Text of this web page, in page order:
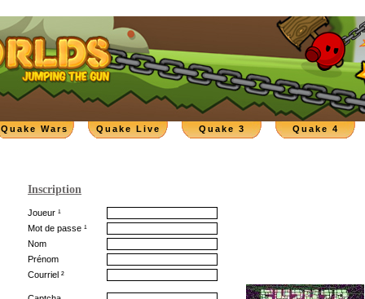
Quake 4
Quake 3
Quake Live
Quake Wars
Inscription
Joueur ¹
Mot de passe ¹
Nom
Prénom
Courriel ²